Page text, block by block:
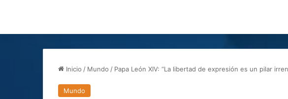
Inicio / Mundo / Papa León XIV: “La libertad de expresión es un pilar
Mundo